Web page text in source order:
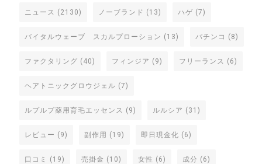
ニュース (2130) ノーブランド (13) ハゲ (7)
バイタルウェーブ スカルプローション (13) パチンコ (8)
ファクタリング (40) フィンジア (9) フリーランス (6)
ヘアトニックグロウジェル (7)
ルプルプ薬用育毛エッセンス (9) ルルシア (31)
レビュー (9) 副作用 (19) 即日現金化 (6)
口コミ (19) 売掛金 (10) 女性 (6) 成分 (6)